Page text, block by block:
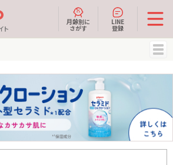
ト
月齢別に
さがす
LINE
登録